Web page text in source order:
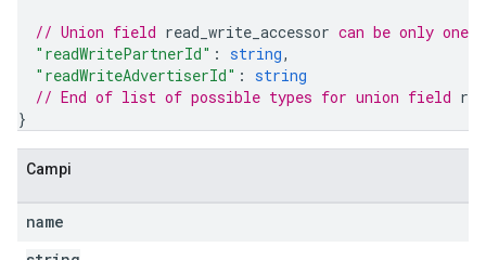
// Union field read_write_accessor can be only
"readWritePartnerId" : string,
"readWriteAdvertiserId" : string
// End of list of possible types for union field
}
Campi
name